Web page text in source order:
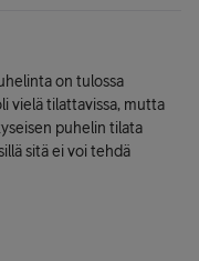
on tulossa
vielä tilattavissa, mutta
puhelin tilata
sitä ei voi tehdä